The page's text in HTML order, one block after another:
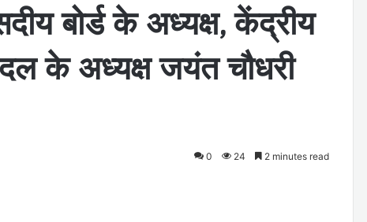
बोर्ड के अध्यक्ष, केंद्रीय
के अध्यक्ष जयंत चौधरी
0 24 2 minutes read